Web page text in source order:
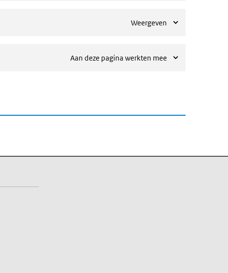
Weergeven
Aan deze pagina werkten mee